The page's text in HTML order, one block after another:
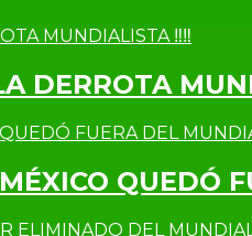
DERROTA
QUEDÓ